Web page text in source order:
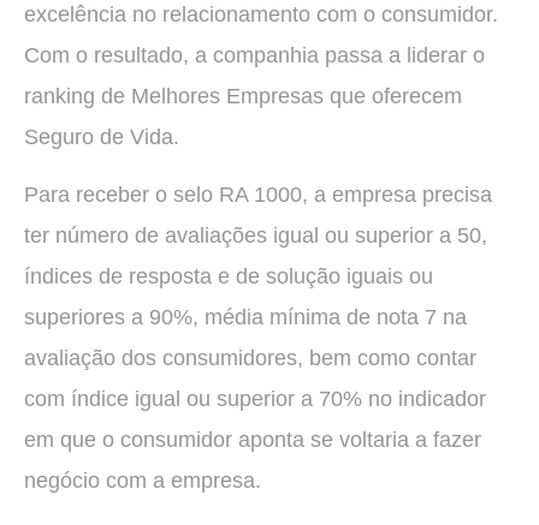
excelência no relacionamento com o consumidor.
Com o resultado, a companhia passa a liderar o
ranking de Melhores Empresas que oferecem
Seguro de Vida.
Para receber o selo RA 1000, a empresa precisa
ter número de avaliações igual ou superior a 50,
índices de resposta e de solução iguais ou
superiores a 90%, média mínima de nota 7 na
avaliação dos consumidores, bem como contar
com índice igual ou superior a 70% no indicador
em que o consumidor aponta se voltaria a fazer
negócio com a empresa.